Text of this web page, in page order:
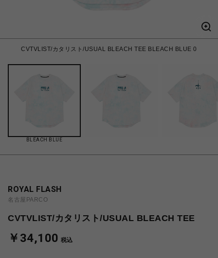
CVTVLIST/カタリスト/USUAL BLEACH TEE BLEACH BLUE 0
BLEACH BLUE
ROYAL FLASH
名古屋PARCO
CVTVLIST/カタリスト/USUAL BLEACH TEE
￥34,100 税込